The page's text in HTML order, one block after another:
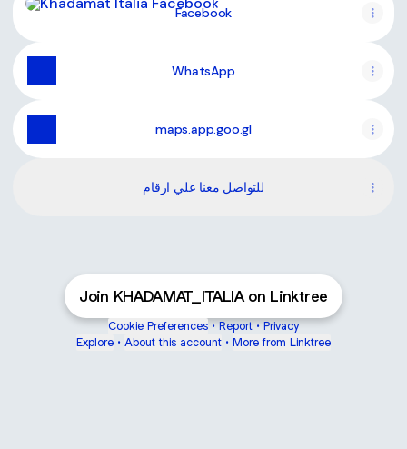
Facebook
WhatsApp
maps.app.goo.gl
للتواصل معنا علي ارقام
Join KHADAMAT_ITALIA on Linktree
Cookie Preferences • Report • Privacy
Explore • About this account • More from Linktree